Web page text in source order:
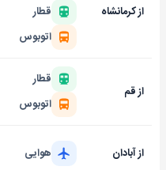
از کرمانشاه قطار
اتوبوس
از قم
قطار
اتوبوس
از آبادان هوایی